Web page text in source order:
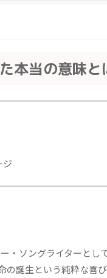
本当の意味と
ジ
・ソングライターとし
誕生という純粋な喜